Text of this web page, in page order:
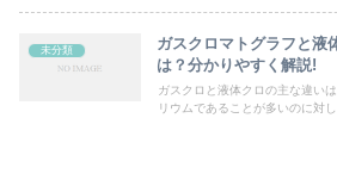
未分類
ガスクロマトグラフと液
は？分かりやすく解説!
ガスクロと液体クロの主な違い
リウムであることが多いのに対